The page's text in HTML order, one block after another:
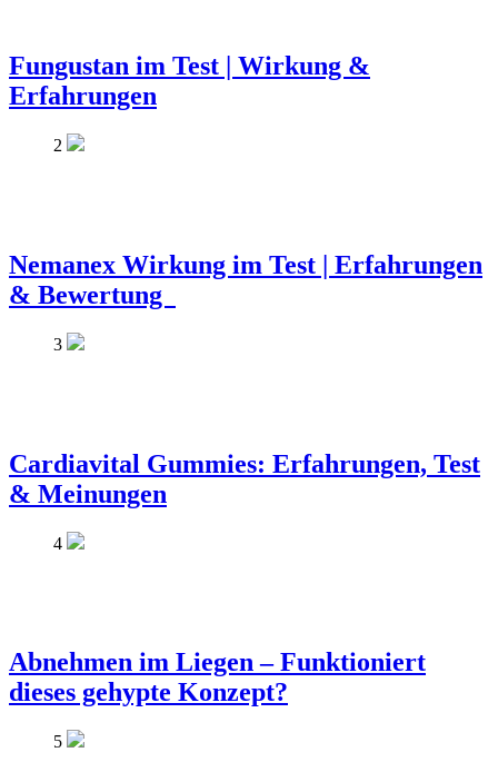
Fungustan im Test | Wirkung &
Erfahrungen
2
Nemanex Wirkung im Test | Erfahrungen
& Bewertung
3
Cardiavital Gummies: Erfahrungen, Test
& Meinungen
4
Abnehmen im Liegen – Funktioniert
dieses gehypte Konzept?
5